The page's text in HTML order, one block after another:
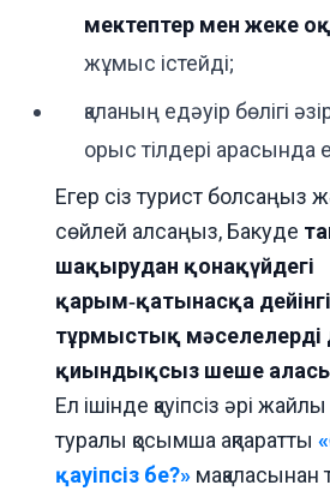
мектептер мен жеке
жұмыс істейді;
қаланың едәуір бөлігі
орыс тілдері арасында
Егер сіз турист болсаңыз
сөйлей алсаңыз, Бакуде
шақырудан қонақүйдегі
қарым‑қатынасқа
тұрмыстық мәселелерді
қиындықсыз шеше
Ел ішінде қауіпсіз әрі
туралы қосымша ақпаратты
қауіпсіз бе?» мақаласынан